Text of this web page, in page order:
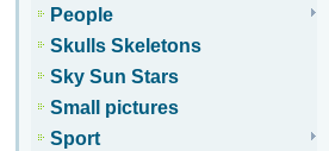
People
Skulls Skeletons
Sky Sun Stars
Small pictures
Sport